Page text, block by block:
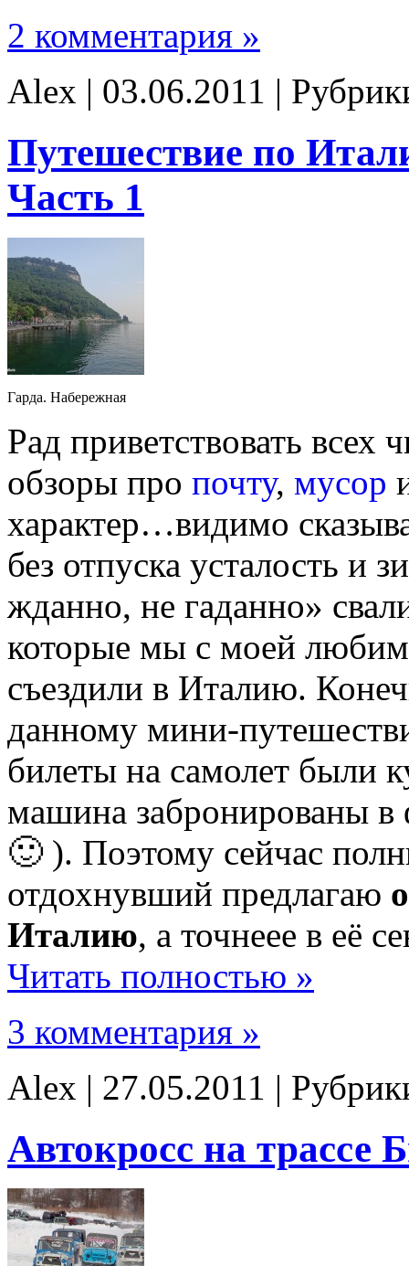
2 комментария »
Alex | 03.06.2011 |
Путешествие по
Часть 1
Гарда. Набережная
Рад приветствовать
обзоры про почту, мусор
характер…видимо
без отпуска усталость и
жданно, не гаданно»
которые мы с моей
съездили в Италию.
данному мини-
билеты на самолет были
машина забронированы в
🙂 ). Поэтому сейчас
отдохнувший предлагаю
Италию, а точнеее в её
Читать полностью »
3 комментария »
Alex | 27.05.2011 |
Автокросс на трассе